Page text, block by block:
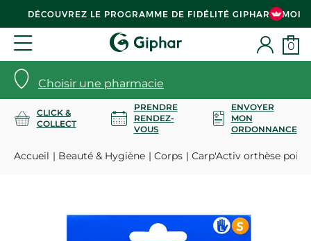
DÉCOUVREZ LE PROGRAMME DE FIDÉLITÉ GIPHAR & MOI
Choisir une pharmacie
0
CLICK &
COLLECT
PRENDRE
RENDEZ-
VOUS
ENVOYER
MON
ORDONNANCE
Accueil Beauté & Hygiène Corps Carp'Activ orthèse